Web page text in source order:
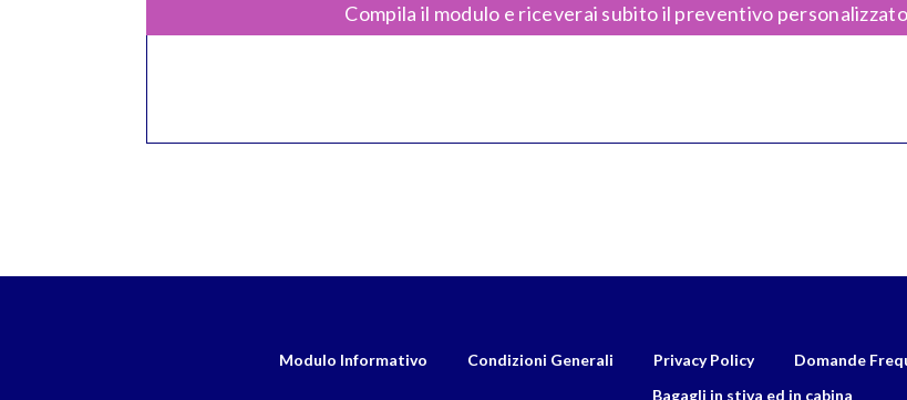
Compila il modulo e riceverai subito il preventivo
Modulo Informativo Condizioni Generali Privacy Policy Domande
Bagagli in stiva ed in cabina